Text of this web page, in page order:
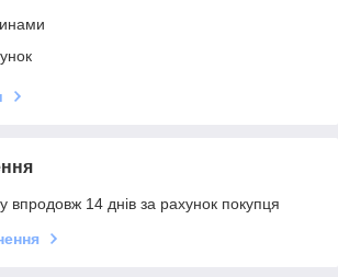
впродовж 14 днів за рахунок покупця